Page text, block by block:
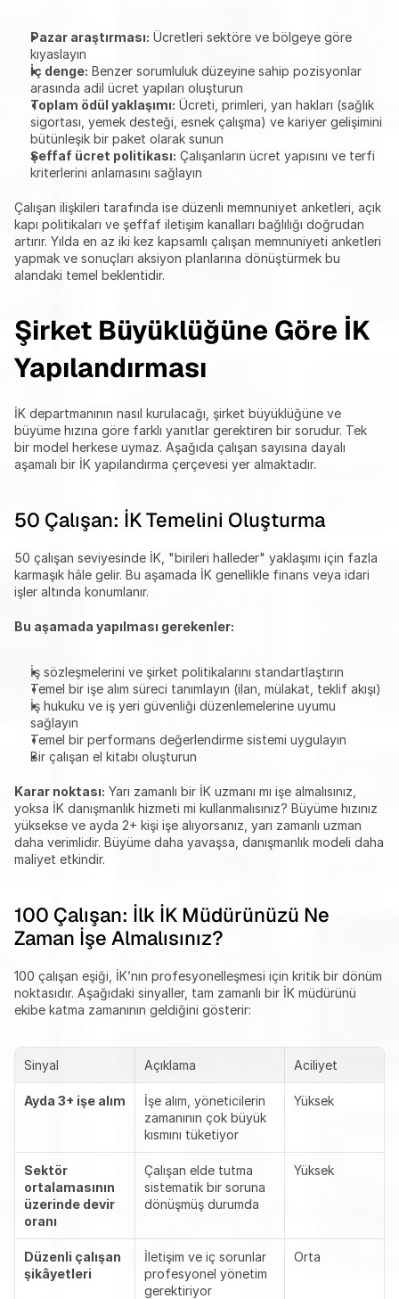
Pazar araştırması: Ücretleri sektöre ve bölgeye göre
kıyaslayın
İç denge: Benzer sorumluluk düzeyine sahip pozisyonlar
arasında adil ücret yapıları oluşturun
Toplam ödül yaklaşımı: Ücreti, primleri, yan hakları (sağlık
sigortası, yemek desteği, esnek çalışma) ve kariyer gelişimini
bütünleşik bir paket olarak sunun
Şeffaf ücret politikası: Çalışanların ücret yapısını ve terfi
kriterlerini anlamasını sağlayın
Çalışan ilişkileri tarafında ise düzenli memnuniyet anketleri, açık
kapı politikaları ve şeffaf iletişim kanalları bağlılığı doğrudan
artırır. Yılda en az iki kez kapsamlı çalışan memnuniyeti anketleri
yapmak ve sonuçları aksiyon planlarına dönüştürmek bu
alandaki temel beklentidir.
Şirket Büyüklüğüne Göre İK
Yapılandırması
İK departmanının nasıl kurulacağı, şirket büyüklüğüne ve
büyüme hızına göre farklı yanıtlar gerektiren bir sorudur. Tek
bir model herkese uymaz. Aşağıda çalışan sayısına dayalı
aşamalı bir İK yapılandırma çerçevesi yer almaktadır.
50 Çalışan: İK Temelini Oluşturma
50 çalışan seviyesinde İK, "birileri halleder" yaklaşımı için fazla
karmaşık hâle gelir. Bu aşamada İK genellikle finans veya idari
işler altında konumlanır.
Bu aşamada yapılması gerekenler:
İş sözleşmelerini ve şirket politikalarını standartlaştırın
Temel bir işe alım süreci tanımlayın (ilan, mülakat, teklif akışı)
İş hukuku ve iş yeri güvenliği düzenlemelerine uyumu
sağlayın
Temel bir performans değerlendirme sistemi uygulayın
Bir çalışan el kitabı oluşturun
Karar noktası: Yarı zamanlı bir İK uzmanı mı işe almalısınız,
yoksa İK danışmanlık hizmeti mi kullanmalısınız? Büyüme hızınız
yüksekse ve ayda 2+ kişi işe alıyorsanız, yarı zamanlı uzman
daha verimlidir. Büyüme daha yavaşsa, danışmanlık modeli daha
maliyet etkindir.
100 Çalışan: İlk İK Müdürünüzü Ne
Zaman İşe Almalısınız?
100 çalışan eşiği, İK’nın profesyonelleşmesi için kritik bir dönüm
noktasıdır. Aşağıdaki sinyaller, tam zamanlı bir İK müdürünü
ekibe katma zamanının geldiğini gösterir:
Sinyal Açıklama Aciliyet
Ayda 3+ işe alım
İşe alım, yöneticilerin
zamanının çok büyük
kısmını tüketiyor
Yüksek
Sektör
ortalamasının
üzerinde devir
oranı
Çalışan elde tutma
sistematik bir soruna
dönüşmüş durumda
Yüksek
Düzenli çalışan
şikâyetleri
İletişim ve iç sorunlar
profesyonel yönetim
gerektiriyor
Orta